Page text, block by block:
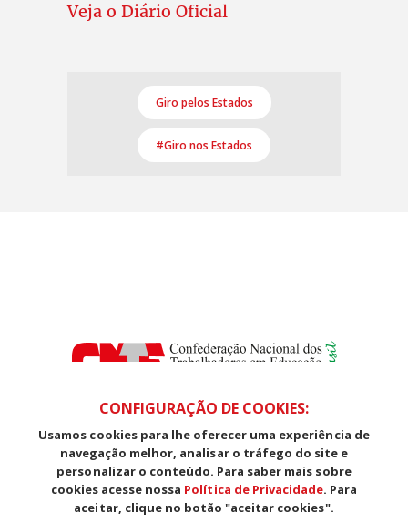
Veja o Diário Oficial
Giro pelos Estados
#Giro nos Estados
SDS, Edifício Venâncio III, Salas 101/106
CEP: 70393-902 - Brasília - DF
Telefone (61) 3225-1003 - E-mail cnte@cnte.org.br
CONFIGURAÇÃO DE COOKIES:
Usamos cookies para lhe oferecer uma experiência de
navegação melhor, analisar o tráfego do site e
personalizar o conteúdo. Para saber mais sobre
cookies acesse nossa Política de Privacidade. Para
aceitar, clique no botão "aceitar cookies".